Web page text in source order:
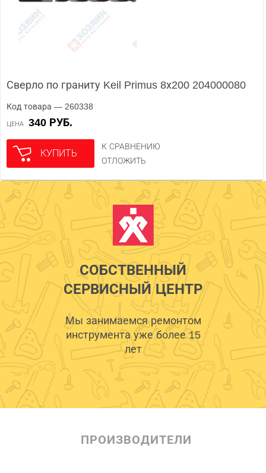
Сверло по граниту Keil Primus 8х200 204000080
Код товара — 260338
ЦЕНА 340 РУБ.
КУПИТЬ
К СРАВНЕНИЮ
ОТЛОЖИТЬ
СОБСТВЕННЫЙ
СЕРВИСНЫЙ ЦЕНТР
Мы занимаемся ремонтом
инструмента уже более 15
лет
ПРОИЗВОДИТЕЛИ